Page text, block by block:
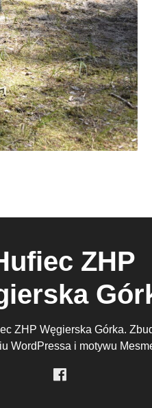
ZHP
ZHP Węgierska Górka.
WordPressa i motywu